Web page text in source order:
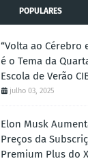
POPULARES
“Volta ao Cérebro
é o Tema da
Escola de Verão
julho 03, 2025
Elon Musk
Preços da
Premium Plus do X